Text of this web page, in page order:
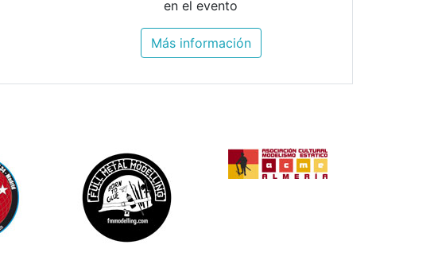
en el evento
Más información